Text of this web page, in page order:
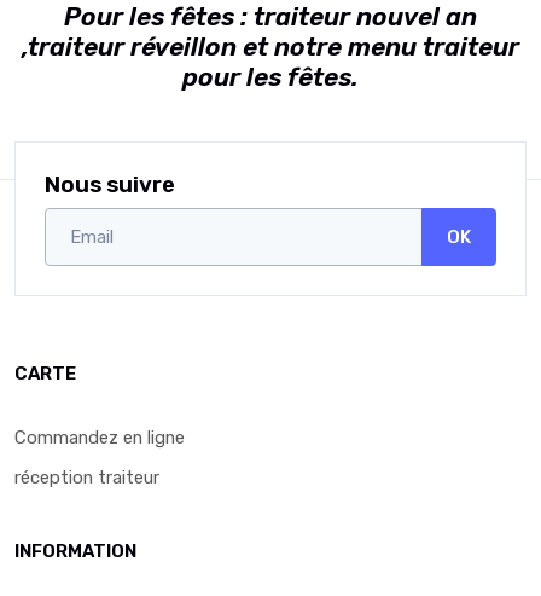
Pour les fêtes : traiteur nouvel an
,traiteur réveillon et notre menu traiteur
pour les fêtes.
Nous suivre
OK
CARTE
Commandez en ligne
réception traiteur
INFORMATION